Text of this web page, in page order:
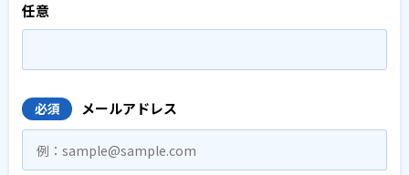
任意
必須 メールアドレス